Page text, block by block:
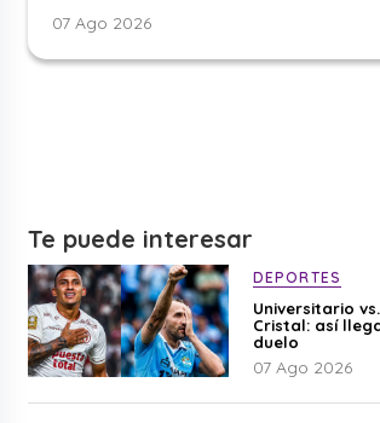
07 Ago 2026
Te puede interesar
DEPORTES
Universitario
Cristal: así
duelo
07 Ago 2026